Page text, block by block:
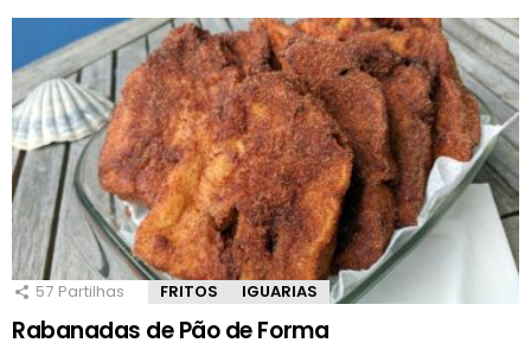
57 Partilhas FRITOS IGUARIAS
Rabanadas de Pão de Forma